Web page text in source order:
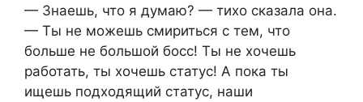
— Знаешь, что я думаю? — тихо сказала она.
— Ты не можешь смириться с тем, что
больше не большой босс! Ты не хочешь
работать, ты хочешь статус! А пока ты
ищешь подходящий статус, наши